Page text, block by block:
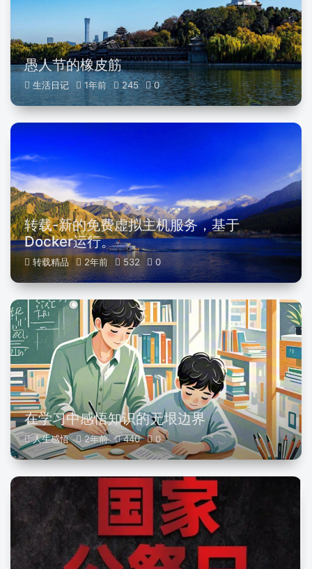
愚人节的橡皮筋
生活日记 1年前 245 0
转载-新的免费虚拟主机服务，基于
Docker运行。
转载精品 2年前 532 0
在学习中感悟知识的无垠边界
人生感悟 2年前 440 0